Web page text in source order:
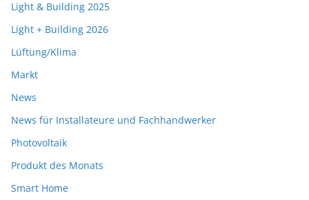
Light & Building 2025
Light + Building 2026
Lüftung/Klima
Markt
News
News für Installateure und Fachhandwerker
Photovoltaik
Produkt des Monats
Smart Home